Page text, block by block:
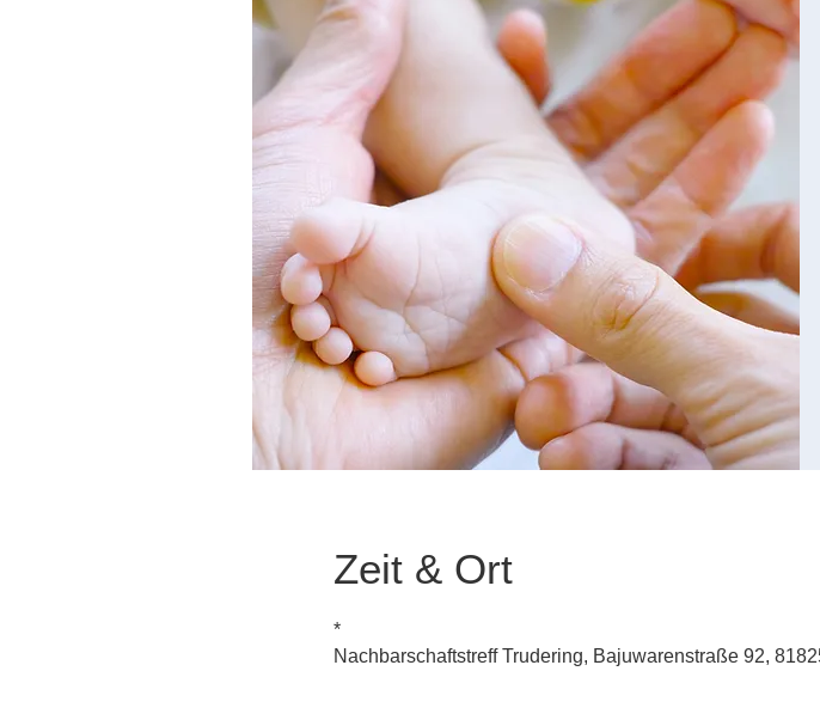
Zeit & Ort
*
Nachbarschaftstreff Trudering, Bajuwarenstraße 92,